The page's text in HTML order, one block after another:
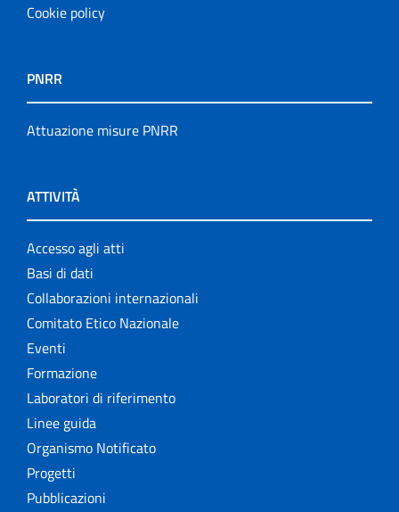
Cookie policy
PNRR
Attuazione misure PNRR
ATTIVITÀ
Accesso agli atti
Basi di dati
Collaborazioni internazionali
Comitato Etico Nazionale
Eventi
Formazione
Laboratori di riferimento
Linee guida
Organismo Notificato
Progetti
Pubblicazioni